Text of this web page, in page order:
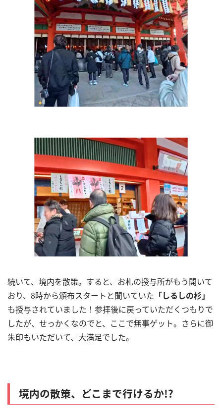
続いて、境内を散策。すると、お札の授与所がもう開いて
おり、8時から頒布スタートと聞いていた 「しるしの杉」
も授与されていました！参拝後に戻っていただくつもりで
したが、せっかくなのでと、ここで無事ゲット。さらに御
朱印もいただいて、大満足でした。
境内の散策、どこまで行けるか!?